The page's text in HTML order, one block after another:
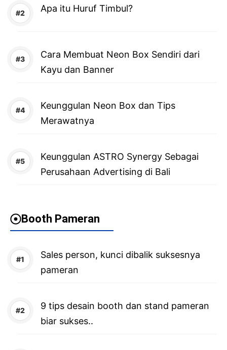
Apa itu Huruf Timbul?
Cara Membuat Neon Box Sendiri dari
Kayu dan Banner
Keunggulan Neon Box dan Tips
Merawatnya
Keunggulan ASTRO Synergy Sebagai
Perusahaan Advertising di Bali
Booth Pameran
Sales person, kunci dibalik suksesnya
pameran
9 tips desain booth dan stand pameran
biar sukses..